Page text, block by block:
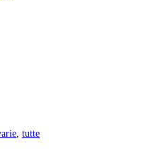
, tutte